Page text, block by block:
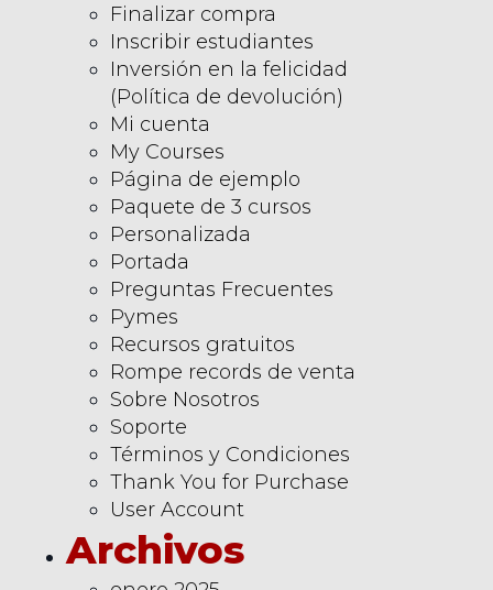
Finalizar compra
Inscribir estudiantes
Inversión en la felicidad
(Política de devolución)
Mi cuenta
My Courses
Página de ejemplo
Paquete de 3 cursos
Personalizada
Portada
Preguntas Frecuentes
Pymes
Recursos gratuitos
Rompe records de venta
Sobre Nosotros
Soporte
Términos y Condiciones
Thank You for Purchase
User Account
Archivos